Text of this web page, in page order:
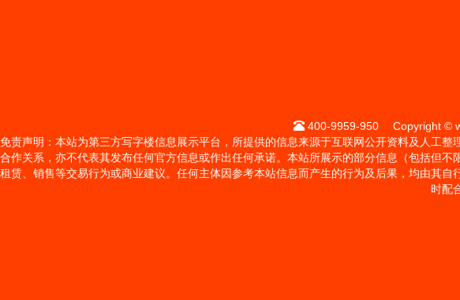
400-9959-950
Copyright ©
免责声明：本站为第三方写字楼信息展示平台，所提供的信息来源于互联网公开资料及人工
合作关系，亦不代表其发布任何官方信息或作出任何承诺。本站所展示的部分信息（包括但
租赁、销售等交易行为或商业建议。任何主体因参考本站信息而产生的行为及后果，均由其
时配